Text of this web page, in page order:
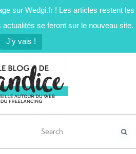
sur Wedgi.fr ! Les articles restent les
se feront sur le nouveau site.
J'y vais !